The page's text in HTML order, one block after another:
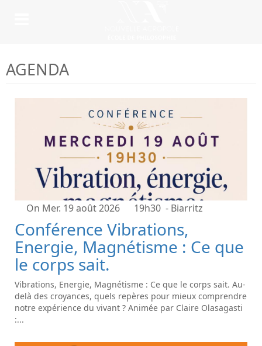
AGENDA
On Mer. 19 août 2026 19h30 - Biarritz
Conférence Vibrations,
Energie, Magnétisme : Ce que
le corps sait.
Vibrations, Energie, Magnétisme : Ce que le corps sait. Au-
delà des croyances, quels repères pour mieux comprendre
notre expérience du vivant ? Animée par Claire Olasagasti
:...